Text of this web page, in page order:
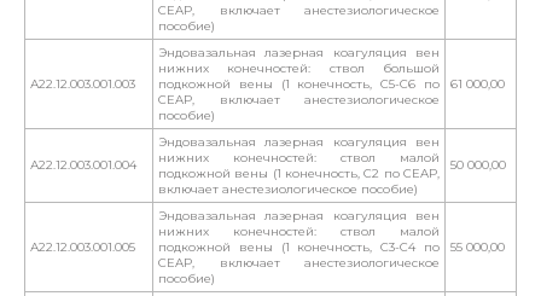
CEAP, включает анестезиологическое
пособие)
А22.12.003.001.003
Эндовазальная лазерная коагуляция вен
нижних конечностей: ствол большой
подкожной вены (1 конечность, С5-С6 по
CEAP, включает анестезиологическое
пособие)
61 000,00
А22.12.003.001.004
Эндовазальная лазерная коагуляция вен
нижних конечностей: ствол малой
подкожной вены (1 конечность, С2 по CEAP,
включает анестезиологическое пособие)
50 000,00
А22.12.003.001.005
Эндовазальная лазерная коагуляция вен
нижних конечностей: ствол малой
подкожной вены (1 конечность, С3-С4 по
CEAP, включает анестезиологическое
пособие)
55 000,00